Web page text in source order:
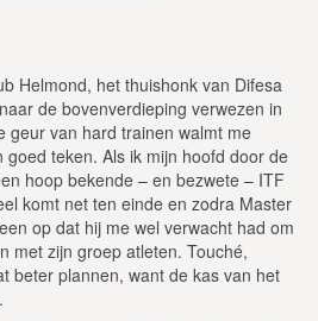
Helmond, het thuishonk van Difesa
de bovenverdieping verwezen in
geur van hard trainen walmt me
teken. Als ik mijn hoofd door de
hoop bekende – en bezwete – ITF
komt net ten einde en zodra Master
op dat hij me wel verwacht had om
met zijn groep atleten. Touché,
beter plannen, want de kas van het